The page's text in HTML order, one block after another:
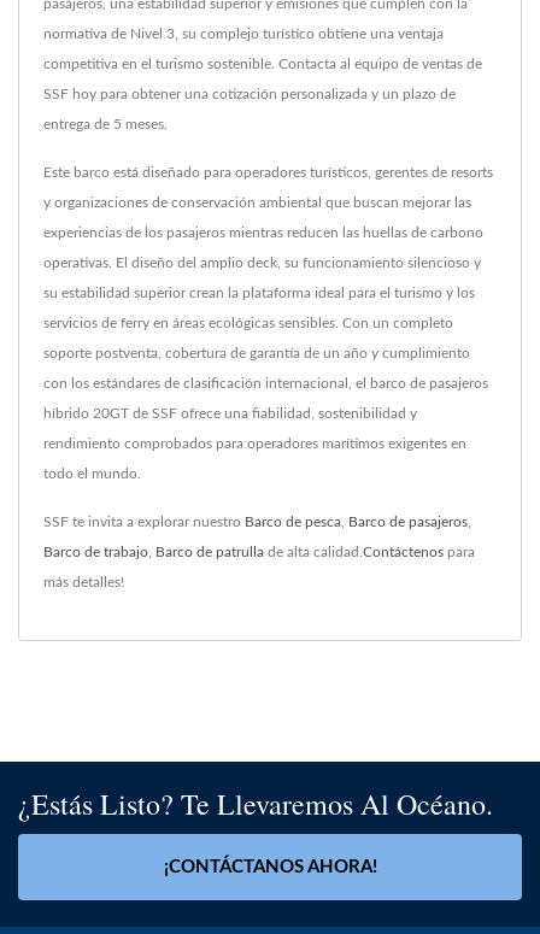
pasajeros, una estabilidad superior y emisiones que cumplen con la
normativa de Nivel 3, su complejo turístico obtiene una ventaja
competitiva en el turismo sostenible. Contacta al equipo de ventas de
SSF hoy para obtener una cotización personalizada y un plazo de
entrega de 5 meses.
Este barco está diseñado para operadores turísticos, gerentes de resorts
y organizaciones de conservación ambiental que buscan mejorar las
experiencias de los pasajeros mientras reducen las huellas de carbono
operativas. El diseño del amplio deck, su funcionamiento silencioso y
su estabilidad superior crean la plataforma ideal para el turismo y los
servicios de ferry en áreas ecológicas sensibles. Con un completo
soporte postventa, cobertura de garantía de un año y cumplimiento
con los estándares de clasificación internacional, el barco de pasajeros
híbrido 20GT de SSF ofrece una fiabilidad, sostenibilidad y
rendimiento comprobados para operadores marítimos exigentes en
todo el mundo.
SSF te invita a explorar nuestro Barco de pesca, Barco de pasajeros,
Barco de trabajo, Barco de patrulla de alta calidad.Contáctenos para
más detalles!
¿Estás Listo? Te Llevaremos Al Océano.
¡CONTÁCTANOS AHORA!